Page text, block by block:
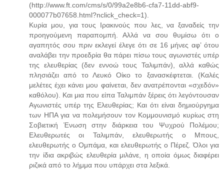
(http://www.ft.com/cms/s/0/99a2e8b6-cfa7-11dd-abf9-
000077b07658.html?nclick_check=1).
Κυρία μου, για τους Ιρακινούς που λες, να ξαναδείς την
προηγούμενη παραπομπή. Αλλά να σου θυμίσω ότι ο
αγαπητός σου πριν εκλεγεί έλεγε ότι σε 16 μήνες αφ’ ότου
αναλάβει την προεδρία θα πάρει πίσω τους αγωνιστές υπέρ
της ελευθερίας (δεν εννοώ τους Ταλιμπάν), αλλά καθώς
πλησιάζει από το Λευκό Οίκο το ξανασκέφτεται. (Καλές
μελέτες έχει κάνει μου φαίνεται, δεν ανατρέπονται «σχεδόν»
καθόλου). Και μια που είπα Ταλιμπάν ξέρεις ότι λεγόντουσαν
Αγωνιστές υπέρ της Ελευθερίας; Και ότι είναι δημιούργημα
των ΗΠΑ για να πολεμήσουν τον Κομμουνισμό κυρίως στη
Σοβιετική Ένωση στην διάρκεια του Ψυχρού Πολέμου;
Ελευθερωτές οι Ταλιμπάν, ελευθερωτής ο Μπους,
ελευθερωτής ο Ομπάμα, και ελευθερωτής ο Πέρεζ. Όλοι για
την ίδια ακριβώς ελευθερία μιλάνε, η οποία όμως διαφέρει
ριζικά από το λήμμα που υπάρχει στα λεξικά.